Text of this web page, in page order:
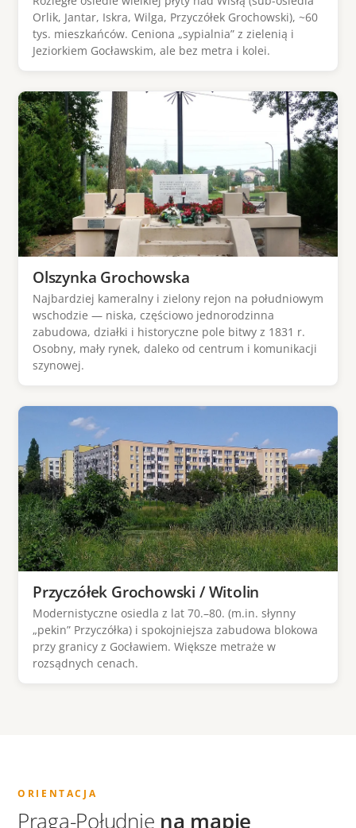
Orlik, Jantar, Iskra, Wilga, Przyczółek Grochowski), ~60
tys. mieszkańców. Ceniona „sypialnia” z zielenią i
Jeziorkiem Gocławskim, ale bez metra i kolei.
Olszynka Grochowska
Najbardziej kameralny i zielony rejon na południowym
wschodzie — niska, częściowo jednorodzinna
zabudowa, działki i historyczne pole bitwy z 1831 r.
Osobny, mały rynek, daleko od centrum i komunikacji
szynowej.
Przyczółek Grochowski / Witolin
Modernistyczne osiedla z lat 70.–80. (m.in. słynny
„pekin” Przyczółka) i spokojniejsza zabudowa blokowa
przy granicy z Gocławiem. Większe metraże w
rozsądnych cenach.
ORIENTACJA
Praga-Południe na mapie